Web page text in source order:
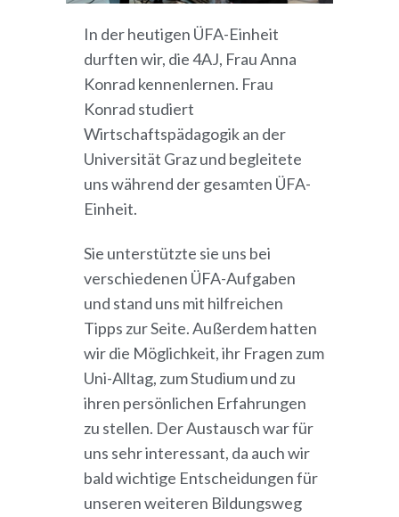
In der heutigen ÜFA-Einheit
durften wir, die 4AJ, Frau Anna
Konrad kennenlernen. Frau
Konrad studiert
Wirtschaftspädagogik an der
Universität Graz und begleitete
uns während der gesamten ÜFA-
Einheit.
Sie unterstützte sie uns bei
verschiedenen ÜFA-Aufgaben
und stand uns mit hilfreichen
Tipps zur Seite. Außerdem hatten
wir die Möglichkeit, ihr Fragen zum
Uni-Alltag, zum Studium und zu
ihren persönlichen Erfahrungen
zu stellen. Der Austausch war für
uns sehr interessant, da auch wir
bald wichtige Entscheidungen für
unseren weiteren Bildungsweg